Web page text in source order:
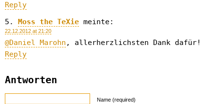
Reply
Moss the TeXie meinte:
22.12.2012 at 21:20
@Daniel Marohn , allerherzlichsten Dank dafür!
Reply
Antworten
Name (required)